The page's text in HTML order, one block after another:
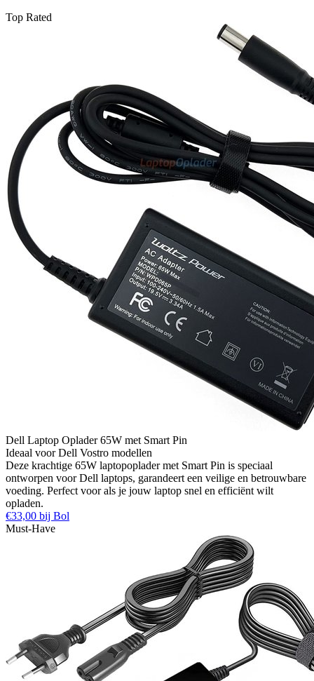
Top Rated
Dell Laptop Oplader 65W met Smart Pin
Ideaal voor Dell Vostro modellen
Deze krachtige 65W laptopoplader met Smart Pin is speciaal
ontworpen voor Dell laptops, garandeert een veilige en betrouwbare
voeding. Perfect voor als je jouw laptop snel en efficiënt wilt
opladen.
€33,00 bij Bol
Must-Have